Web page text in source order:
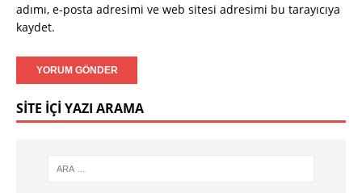
adımı, e-posta adresimi ve web sitesi adresimi bu tarayıcıya
kaydet.
SITE İÇI YAZI ARAMA